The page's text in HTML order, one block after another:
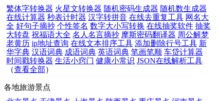
繁体字转换器 火星文转换器 随机密码生成器 随机数生成器
在线计算器 秒表计时器 汉字转拼音 在线去重复工具 网名大
全 好句子摘抄 个性签名 数字大小写转换 在线抽奖软件 抽奖
大转盘 祝福语大全 名人名言摘抄 摩斯密码翻译器 周公解梦
老黄历 ip地址查询 在线文本排序工具 添加删除行号工具 新
华字典 汉语词典 成语词典 英语词典 笔画笔顺 车贷计算器
时间戳转换器 生活小窍门 健康小常识 JSON在线解析工具
（查看全部）
各地旅游景点